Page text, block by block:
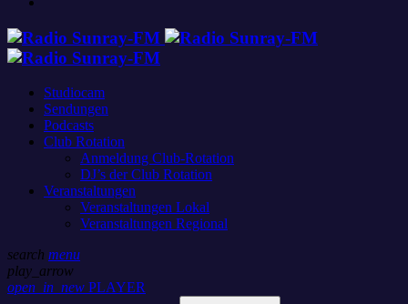
Studiocam
Sendungen
Podcasts
Club Rotation
Anmeldung Club-Rotation
DJ’s der Club Rotation
Veranstaltungen
Veranstaltungen Lokal
Veranstaltungen Regional
search menu
play_arrow
open_in_new PLAYER